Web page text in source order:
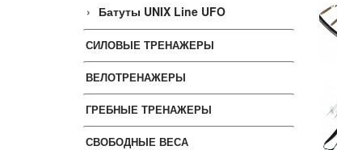
Батуты UNIX Line UFO
СИЛОВЫЕ ТРЕНАЖЕРЫ
ВЕЛОТРЕНАЖЕРЫ
ГРЕБНЫЕ ТРЕНАЖЕРЫ
СВОБОДНЫЕ ВЕСА